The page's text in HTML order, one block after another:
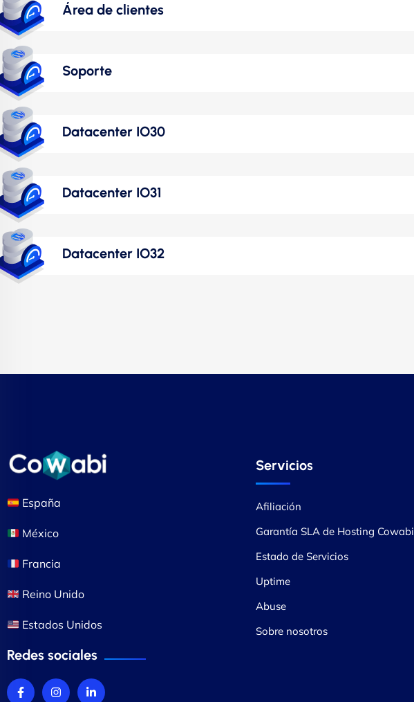
Área de clientes
Soporte
Datacenter IO30
Datacenter IO31
Datacenter IO32
España
México
Francia
Reino Unido
Estados Unidos
Redes sociales
Servicios
Afiliación
Garantía SLA de Hosting Cowabi
Estado de Servicios
Uptime
Abuse
Sobre nosotros